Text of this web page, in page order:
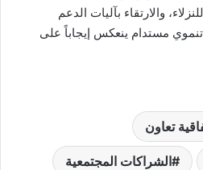
والارتقاء بآليات الدعم
مستدام ينعكس إيجاباً على
تعاون
الشراكات المجتمعية